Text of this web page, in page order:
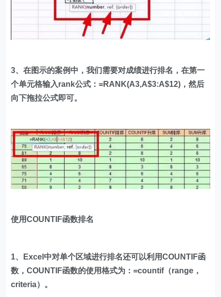
3、在图示的案例中，我们需要对成绩进行排名，在第一
个单元格输入rank公式：=RANK(A3,A$3:A$12)，然后
向下拖拉公式即可。
使用COUNTIF函数排名
1、Excel中对单个区域进行排名还可以利用COUNTIF函
数，COUNTIF函数的使用格式为：=countif（range，
criteria）。